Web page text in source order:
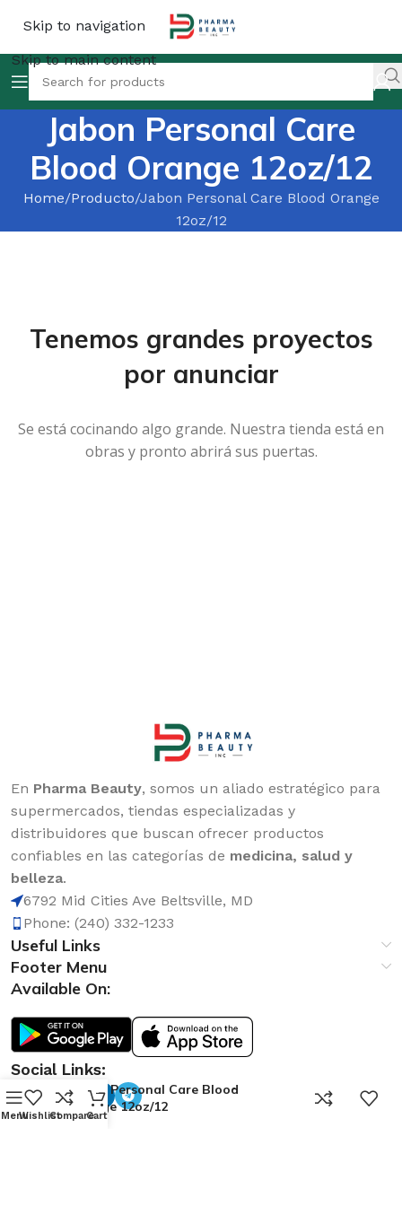
Skip to navigation
Skip to main content
Jabon Personal Care
Blood Orange 12oz/12
Home Producto Jabon Personal Care Blood Orange
12oz/12
Tenemos grandes proyectos
por anunciar
Se está cocinando algo grande. Nuestra tienda está en
obras y pronto abrirá sus puertas.
En Pharma Beauty, somos un aliado estratégico para
supermercados, tiendas especializadas y
distribuidores que buscan ofrecer productos
confiables en las categorías de medicina, salud y
belleza.
6792 Mid Cities Ave Beltsville, MD
Phone: (240) 332-1233
Useful Links
Footer Menu
Available On:
Social Links:
Jabon Personal Care Blood
Orange 12oz/12
MenuWishlistCompare
0
Cart